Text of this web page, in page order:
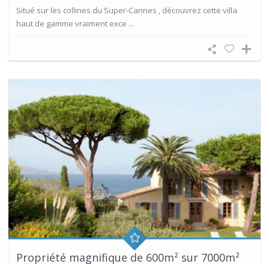
Situé sur les collines du Super-Cannes , découvrez cette villa
haut de gamme vraiment exce ...
Propriété magnifique de 600m² sur 7000m²